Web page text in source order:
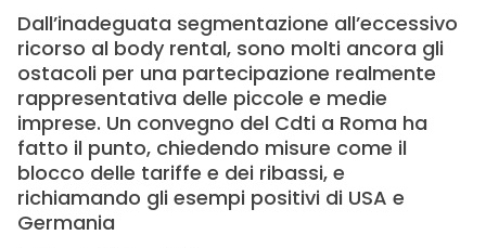
Dall’inadeguata segmentazione all’eccessivo
ricorso al body rental, sono molti ancora gli
ostacoli per una partecipazione realmente
rappresentativa delle piccole e medie
imprese. Un convegno del Cdti a Roma ha
fatto il punto, chiedendo misure come il
blocco delle tariffe e dei ribassi, e
richiamando gli esempi positivi di USA e
Germania